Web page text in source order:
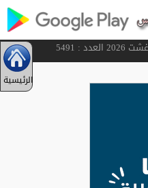
الرئيسية